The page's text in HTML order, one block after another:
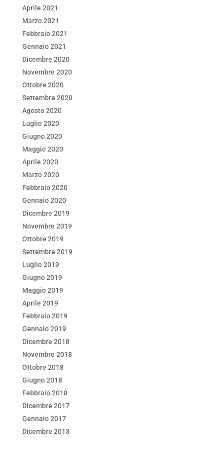
Aprile 2021
Marzo 2021
Febbraio 2021
Gennaio 2021
Dicembre 2020
Novembre 2020
Ottobre 2020
Settembre 2020
Agosto 2020
Luglio 2020
Giugno 2020
Maggio 2020
Aprile 2020
Marzo 2020
Febbraio 2020
Gennaio 2020
Dicembre 2019
Novembre 2019
Ottobre 2019
Settembre 2019
Luglio 2019
Giugno 2019
Maggio 2019
Aprile 2019
Febbraio 2019
Gennaio 2019
Dicembre 2018
Novembre 2018
Ottobre 2018
Giugno 2018
Febbraio 2018
Dicembre 2017
Gennaio 2017
Dicembre 2013